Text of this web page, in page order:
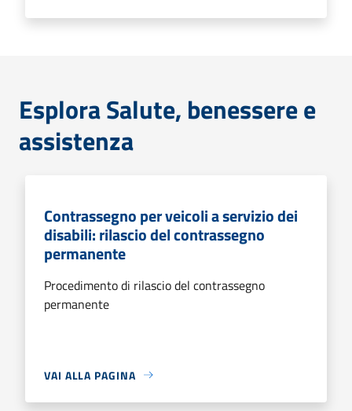
Esplora Salute, benessere e
assistenza
Contrassegno per veicoli a servizio dei
disabili: rilascio del contrassegno
permanente
Procedimento di rilascio del contrassegno
permanente
VAI ALLA PAGINA